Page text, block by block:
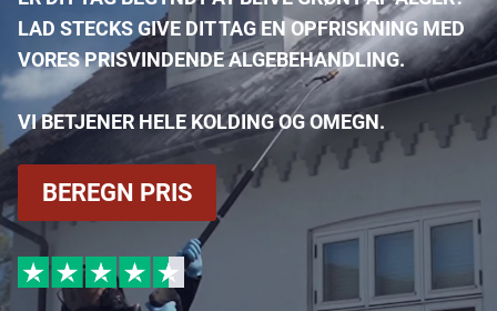
LAD STECKS GIVE DIT TAG EN OPFRISKNING MED
VORES PRISVINDENDE ALGEBEHANDLING.
VI BETJENER HELE KOLDING OG OMEGN.
BEREGN PRIS